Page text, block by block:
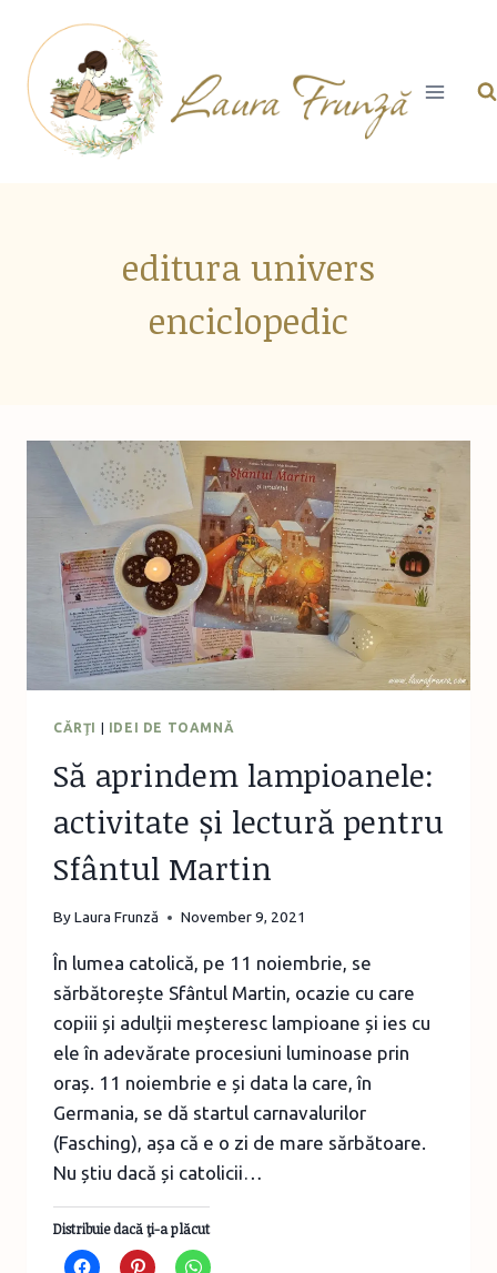
content
editura univers
enciclopedic
CĂRŢI | IDEI DE TOAMNĂ
Să aprindem lampioanele:
activitate și lectură pentru
Sfântul Martin
ByLaura Frunză November 9, 2021
În lumea catolică, pe 11 noiembrie, se
sărbătorește Sfântul Martin, ocazie cu care
copiii și adulții meșteresc lampioane și ies cu
ele în adevărate procesiuni luminoase prin
oraș. 11 noiembrie e și data la care, în
Germania, se dă startul carnavalurilor
(Fasching), așa că e o zi de mare sărbătoare.
Nu știu dacă și catolicii…
Distribuie dacă ţi-a plăcut